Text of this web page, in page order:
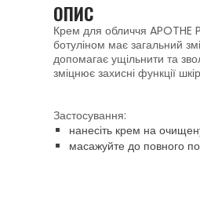
ОПИС
Крем для обличчя
ботуліном має загальний
допомагає ущільнити та
зміцнює захисні функції
Застосування:
нанесіть крем на
масажуйте до повного